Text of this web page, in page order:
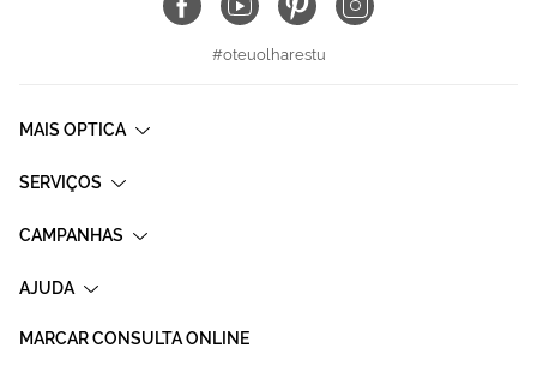
#oteuolharestu
MAIS OPTICA
SERVIÇOS
CAMPANHAS
AJUDA
MARCAR CONSULTA ONLINE